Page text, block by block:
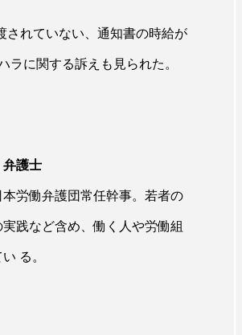
されていない、通知書の時給が
に関する訴えも見られた。
護士
労働弁護団常任幹事。若者の
践など含め、働く人や労働組
る。